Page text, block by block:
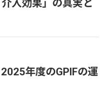
入効果」の真実と
年度のGPIFの運